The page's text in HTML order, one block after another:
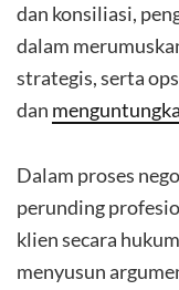
dan konsiliasi,
dalam
strategis, serta
dan
Dalam proses
perunding
klien secara
menyusun